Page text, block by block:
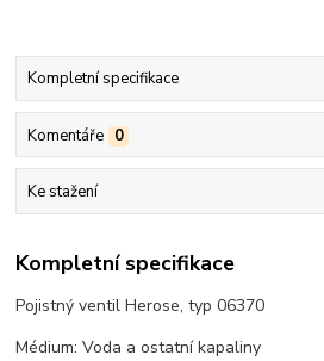
Kompletní specifikace
Komentáře 0
Ke stažení
Kompletní specifikace
Pojistný ventil Herose, typ 06370
Médium: Voda a ostatní kapaliny